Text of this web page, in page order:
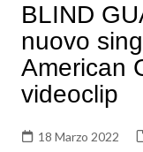
BLIND
nuovo
American
videoclip
18 Marzo 2022